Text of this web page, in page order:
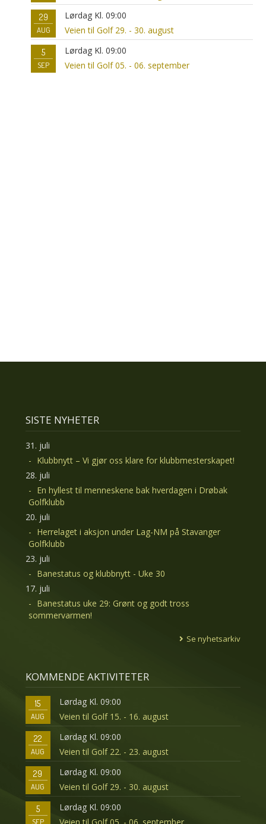
29
AUG
Lørdag Kl. 09:00
Veien til Golf 29. - 30. august
5
SEP
Lørdag Kl. 09:00
Veien til Golf 05. - 06. september
SISTE NYHETER
31. juli
Klubbnytt – Vi gjør oss klare for klubbmesterskapet!
28. juli
En hyllest til menneskene bak hverdagen i Drøbak
Golfklubb
20. juli
Herrelaget i aksjon under Lag-NM på Stavanger
Golfklubb
23. juli
Banestatus og klubbnytt - Uke 30
17. juli
Banestatus uke 29: Grønt og godt tross
sommervarmen!
Se nyhetsarkiv
KOMMENDE AKTIVITETER
15
AUG
Lørdag Kl. 09:00
Veien til Golf 15. - 16. august
22
AUG
Lørdag Kl. 09:00
Veien til Golf 22. - 23. august
29
AUG
Lørdag Kl. 09:00
Veien til Golf 29. - 30. august
5
SEP
Lørdag Kl. 09:00